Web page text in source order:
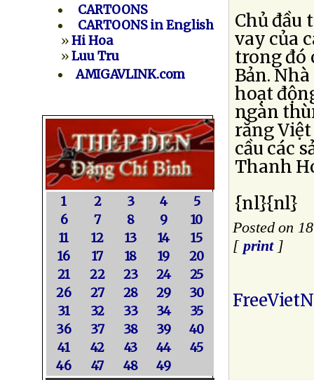
CARTOONS
CARTOONS in English
»Hi Hoa
»Luu Tru
AMIGAVLINK.com
1 2 3 4
5
6
7 8 9
10
11
12 13 14
15
16
17 18 19
20
21
22 23 24
25
26
27 28 29
30
31
32 33 34
35
36
37 38 39
40
41
42 43 44
45
46
47 48 49
Chủ đầu
vay của
trong đó
Bản.
hoạt
ngàn
rằng
cầu các
Thanh
{nl}{nl}
Posted on
[ print]